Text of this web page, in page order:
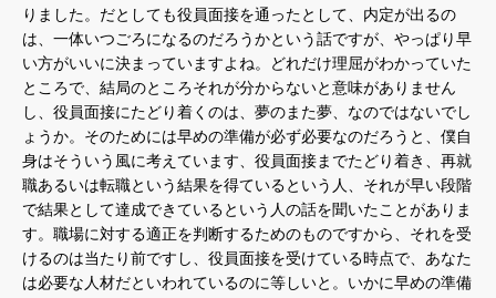
りました。だとしても役員面接を通ったとして、内定が出るの
は、一体いつごろになるのだろうかという話ですが、やっぱり早
い方がいいに決まっていますよね。どれだけ理屈がわかっていた
ところで、結局のところそれが分からないと意味がありません
し、役員面接にたどり着くのは、夢のまた夢、なのではないでし
ょうか。そのためには早めの準備が必ず必要なのだろうと、僕自
身はそういう風に考えています、役員面接までたどり着き、再就
職あるいは転職という結果を得ているという人、それが早い段階
で結果として達成できているという人の話を聞いたことがありま
す。職場に対する適正を判断するためのものですから、それを受
けるのは当たり前ですし、役員面接を受けている時点で、あなた
は必要な人材だといわれているのに等しいと。いかに早めの準備